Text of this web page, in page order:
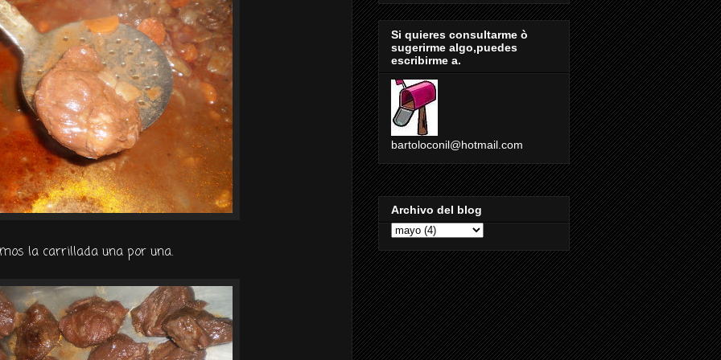
la carrillada una por una.
Si quieres consultarme ò
sugerirme algo,puedes
escribirme a.
bartoloconil@hotmail.com
Archivo del blog